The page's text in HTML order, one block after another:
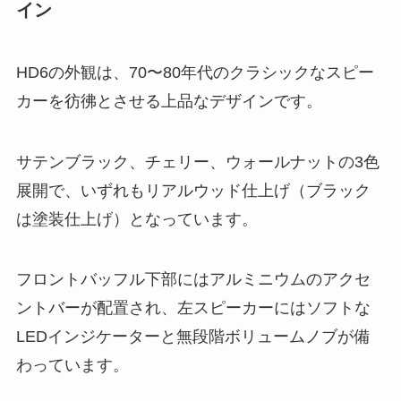
イン
HD6の外観は、70〜80年代のクラシックなスピー
カーを彷彿とさせる上品なデザインです。
サテンブラック、チェリー、ウォールナットの3色
展開で、いずれもリアルウッド仕上げ（ブラック
は塗装仕上げ）となっています。
フロントバッフル下部にはアルミニウムのアクセ
ントバーが配置され、左スピーカーにはソフトな
LEDインジケーターと無段階ボリュームノブが備
わっています。